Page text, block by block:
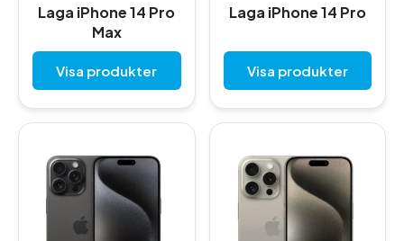
Laga iPhone 14 Pro
Max
Visa produkter
Laga iPhone 14 Pro
Visa produkter